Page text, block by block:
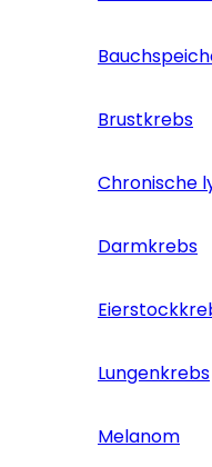
Brustkrebs
Chronische
Darmkrebs
Lungenkrebs
Melanom